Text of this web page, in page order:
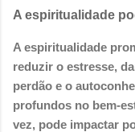
A espiritualidade
A espiritualidade
reduzir o estresse,
perdão e o
profundos no bem-
vez, pode impactar